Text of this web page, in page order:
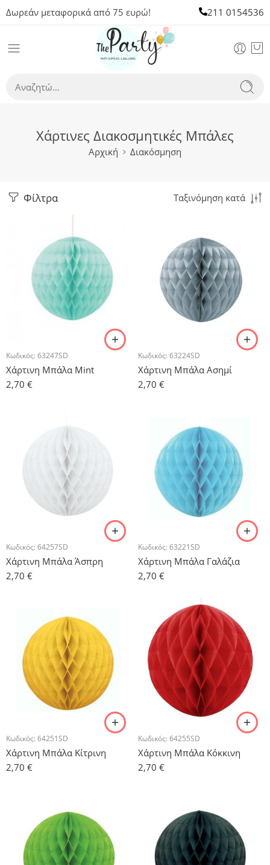
Δωρεάν μεταφορικά από 75 ευρώ! 211 0154536
Χάρτινες Διακοσμητικές Μπάλες
Αρχική Διακόσμηση
Φίλτρα Ταξινόμηση κατά
Κωδικός: 63247SD
Χάρτινη Μπάλα Mint
2,70 €
Κωδικός: 63224SD
Χάρτινη Μπάλα Ασημί
2,70 €
Κωδικός: 64257SD
Χάρτινη Μπάλα Άσπρη
2,70 €
Κωδικός: 63221SD
Χάρτινη Μπάλα Γαλάζια
2,70 €
Κωδικός: 64251SD
Χάρτινη Μπάλα Κίτρινη
2,70 €
Κωδικός: 64255SD
Χάρτινη Μπάλα Κόκκινη
2,70 €